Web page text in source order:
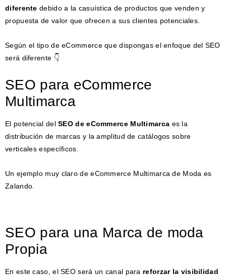
diferente debido a la casuística de productos que venden y
propuesta de valor que ofrecen a sus clientes potenciales.
Según el tipo de eCommerce que dispongas el enfoque del SEO
será diferente 👇
SEO para eCommerce
Multimarca
El potencial delSEO de eCommerce Multimarca es la
distribución de marcas y la amplitud de catálogos sobre
verticales específicos.
Un ejemplo muy claro de eCommerce Multimarca de Moda es
Zalando.
SEO para una Marca de moda
Propia
En este caso, el SEO será un canal para reforzar la visibilidad